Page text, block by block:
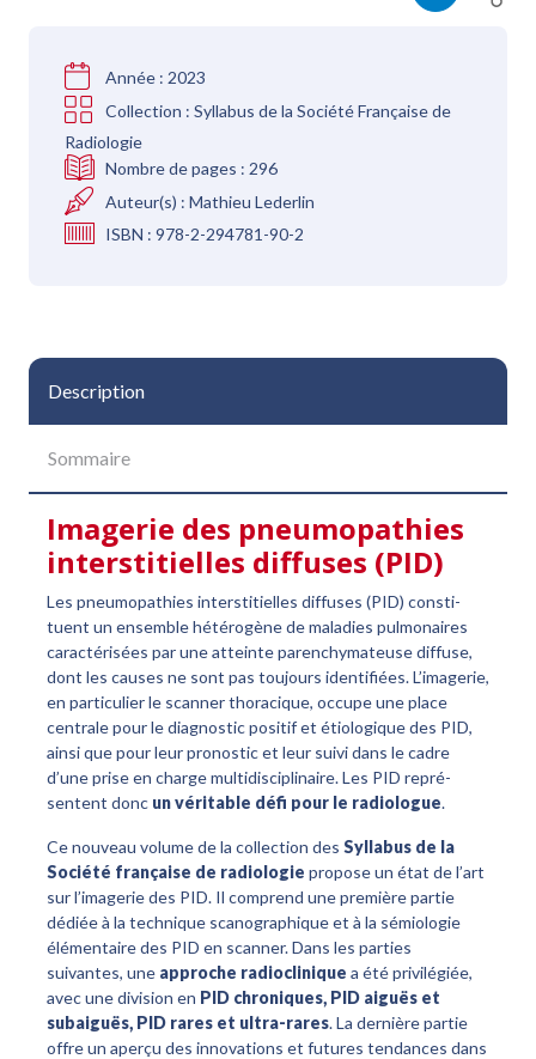
Année : 2023
Collection : Syllabus de la Société Française de
Radiologie
Nombre de pages : 296
Auteur(s) : Mathieu Lederlin
ISBN : 978-2-294781-90-2
Description
Sommaire
Imagerie des pneumopathies
interstitielles diffuses (PID)
Les pneumopathies interstitielles diffuses (PID) consti­
tuent un ensemble hétérogène de maladies pulmonaires
caractérisées par une atteinte parenchymateuse diffuse,
dont les causes ne sont pas toujours identifiées. L’image­rie,
en particulier le scanner thoracique, occupe une place
centrale pour le diagnostic positif et étiologique des PID,
ainsi que pour leur pronostic et leur suivi dans le cadre
d’une prise en charge multidisciplinaire. Les PID repré­
sentent donc un véritable défi pour le radiologue.
Ce nouveau volume de la collection des Syllabus de la
Société française de radiologie propose un état de l’art
sur l’imagerie des PID. Il comprend une première partie
dédiée à la technique scanographique et à la sémiologie
élémentaire des PID en scanner. Dans les parties
suivantes, une approche radioclinique a été privilégiée,
avec une division en PID chroniques, PID aiguës et
subaiguës, PID rares et ultra-rares. La dernière partie
offre un aperçu des innovations et futures tendances dans